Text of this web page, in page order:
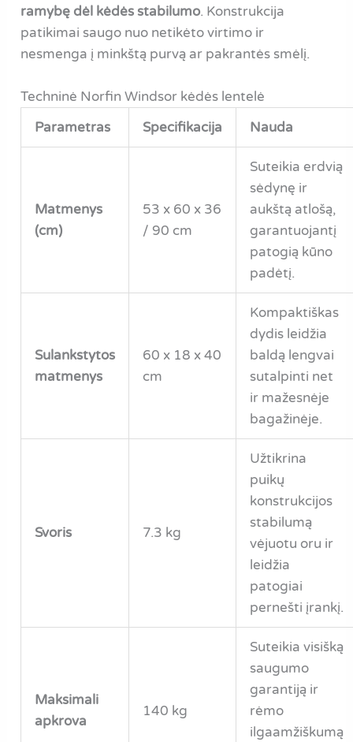
ramybę dėl kėdės stabilumo. Konstrukcija
patikimai saugo nuo netikėto virtimo ir
nesmenga į minkštą purvą ar pakrantės smėlį.
Techninė Norfin Windsor kėdės lentelė
Parametras
Specifikacija Nauda
Matmenys
(cm)
53 x 60 x 36
/ 90 cm
Suteikia erdvią
sėdynę ir
aukštą atlošą,
garantuojantį
patogią kūno
padėtį.
Sulankstytos
matmenys
60 x 18 x 40
cm
Kompaktiškas
dydis leidžia
baldą lengvai
sutalpinti net
ir mažesnėje
bagažinėje.
Svoris 7.3 kg
Užtikrina
puikų
konstrukcijos
stabilumą
vėjuotu oru ir
leidžia
patogiai
pernešti įrankį.
Maksimali
apkrova
140 kg
Suteikia visišką
saugumo
garantiją ir
rėmo
ilgaamžiškumą